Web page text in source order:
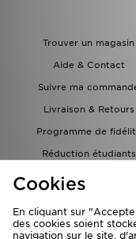
Trouver un magasin
Aide & Contact
Suivre ma
Livraison & Retours
Programme de
Réduction étudiants
Carte Cadeau
Cookies
En cliquant sur
des cookies soient
navigation sur le site,